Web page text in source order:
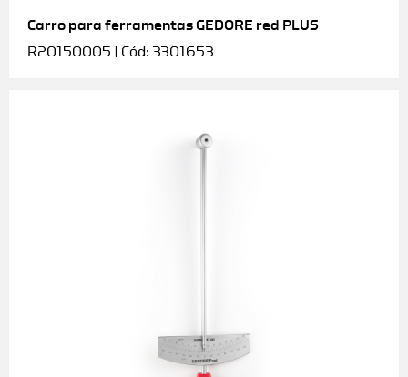
Carro para ferramentas GEDORE red PLUS
R20150005 | Cód: 3301653